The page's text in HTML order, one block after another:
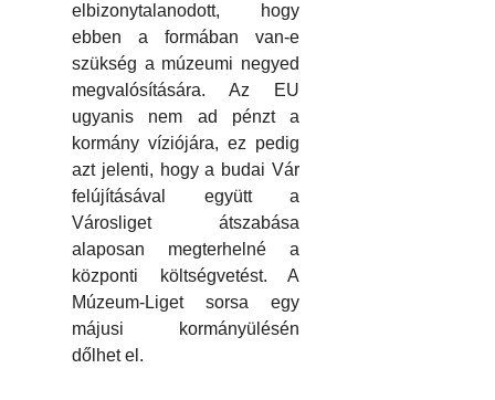
elbizonytalanodott, hogy
ebben a formában van-e
szükség a múzeumi negyed
megvalósítására. Az EU
ugyanis nem ad pénzt a
kormány víziójára, ez pedig
azt jelenti, hogy a budai Vár
felújításával együtt a
Városliget átszabása
alaposan megterhelné a
központi költségvetést. A
Múzeum-Liget sorsa egy
májusi kormányülésén
dőlhet el.